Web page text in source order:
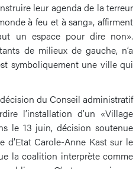
leur agenda de la terreur
à feu et à sang», affirment
un espace pour dire non».
de milieux de gauche, n’a
symboliquement une ville qui
du Conseil administratif
l’installation d’un «Village
le 13 juin, décision soutenue
d’Etat Carole-Anne Kast sur le
la coalition interprète comme